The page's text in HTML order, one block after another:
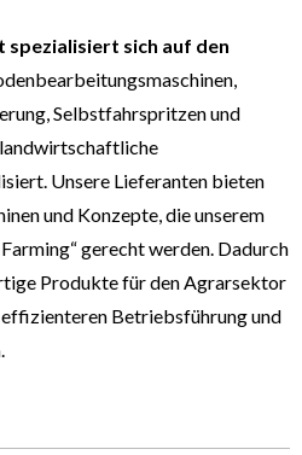
sich auf den
Selbstfahrspritzen und
Unsere Lieferanten bieten
und Konzepte, die unserem
gerecht werden. Dadurch
Produkte für den Agrarsektor
Betriebsführung und